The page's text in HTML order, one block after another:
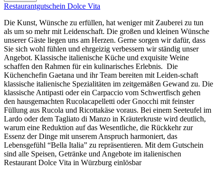
Restaurantgutschein Dolce Vita
Die Kunst, Wünsche zu erfüllen, hat weniger mit Zauberei zu tun
als um so mehr mit Leidenschaft. Die großen und kleinen Wünsche
unserer Gäste liegen uns am Herzen. Gerne sorgen wir dafür, dass
Sie sich wohl fühlen und ehrgeizig verbessern wir ständig unser
Angebot. Klassische italienische Küche und exquisite Weine
schaffen den Rahmen für ein kulinarisches Erlebnis. Die
Küchenchefin Gaetana und ihr Team bereiten mit Leiden-schaft
klassische italienische Spezialitäten im zeitgemäßen Gewand zu. Die
klassische Antipasti oder ein Carpaccio vom Schwertfisch gehen
den hausgemachten Rucolacapelletti oder Gnocchi mit feinster
Füllung aus Rucola und Ricottakäse voraus. Bei einem Seeteufel im
Lardo oder dem Tagliato di Manzo in Kräuterkruste wird deutlich,
warum eine Reduktion auf das Wesentliche, die Rückkehr zur
Essenz der Dinge mit unserem Anspruch harmoniert, das
Lebensgefühl “Bella Italia” zu repräsentieren. Mit dem Gutschein
sind alle Speisen, Getränke und Angebote im italienischen
Restaurant Dolce Vita in Würzburg einlösbar